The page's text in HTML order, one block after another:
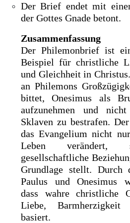
Der Brief endet mit
der Gottes Gnade betont.
Zusammenfassung
Der Philemonbrief ist
Beispiel für christliche
und Gleichheit in
an Philemons
bittet, Onesimus als
aufzunehmen und
Sklaven zu bestrafen.
das Evangelium nicht
Leben verändert,
gesellschaftliche
Grundlage stellt. Durch
Paulus und Onesimus
dass wahre christliche
Liebe, Barmherzigkeit
basiert.